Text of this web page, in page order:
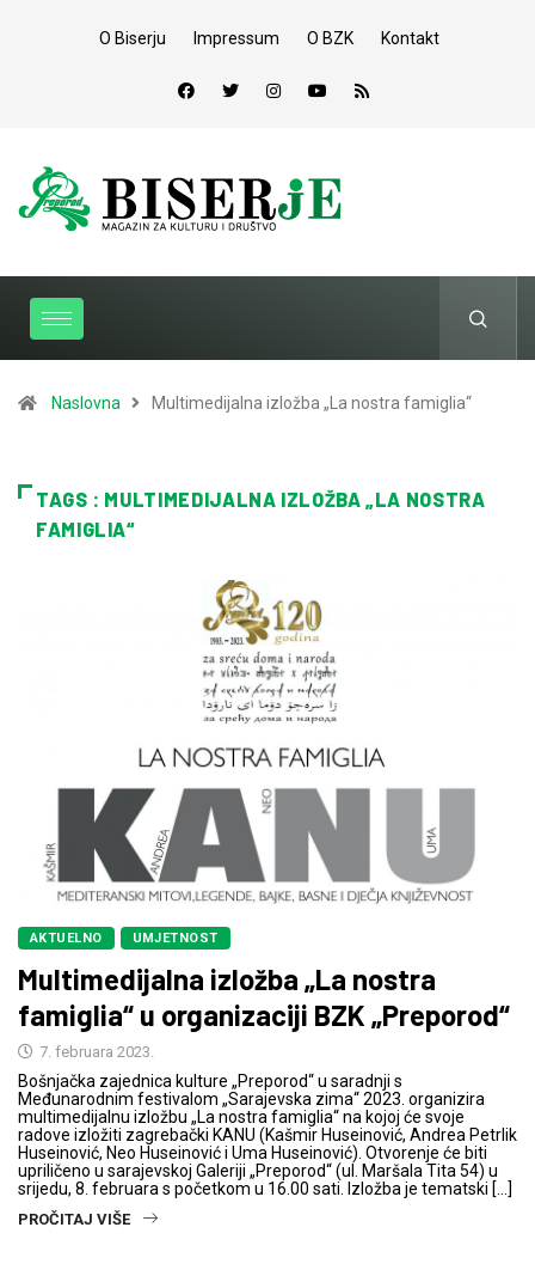
O Biserju Impressum O BZK Kontakt
Naslovna Multimedijalna izložba „La nostra famiglia“
TAGS : MULTIMEDIJALNA IZLOŽBA „LA NOSTRA
FAMIGLIA“
AKTUELNO UMJETNOST
Multimedijalna izložba „La nostra
famiglia“ u organizaciji BZK „Preporod“
7. februara 2023.
Bošnjačka zajednica kulture „Preporod“ u saradnji s
Međunarodnim festivalom „Sarajevska zima“ 2023. organizira
multimedijalnu izložbu „La nostra famiglia“ na kojoj će svoje
radove izložiti zagrebački KANU (Kašmir Huseinović, Andrea Petrlik
Huseinović, Neo Huseinović i Uma Huseinović). Otvorenje će biti
upriličeno u sarajevskoj Galeriji „Preporod“ (ul. Maršala Tita 54) u
srijedu, 8. februara s početkom u 16.00 sati. Izložba je tematski […]
PROČITAJ VIŠE